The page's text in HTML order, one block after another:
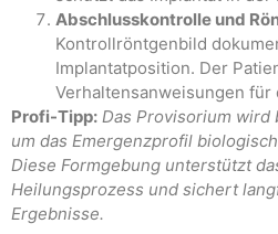
Abschlusskontrolle und
Kontrollröntgenbild
Implantatposition. Der
Verhaltensanweisungen für
Profi-Tipp: Das Provisorium wird
um das Emergenzprofil
Diese Formgebung unterstützt
Heilungsprozess und sichert
Ergebnisse.